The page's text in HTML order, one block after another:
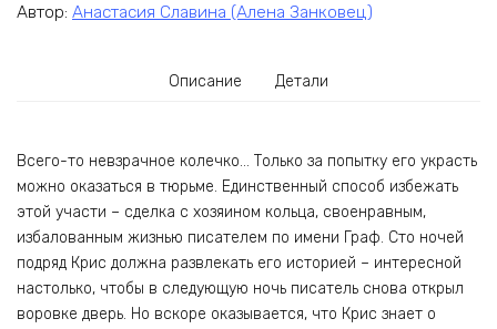
Автор: Анастасия Славина (Алена Занковец)
Описание Детали
Всего-то невзрачное колечко… Только за попытку его украсть
можно оказаться в тюрьме. Единственный способ избежать
этой участи – сделка с хозяином кольца, своенравным,
избалованным жизнью писателем по имени Граф. Сто ночей
подряд Крис должна развлекать его историей – интересной
настолько, чтобы в следующую ночь писатель снова открыл
воровке дверь. Но вскоре оказывается, что Крис знает о